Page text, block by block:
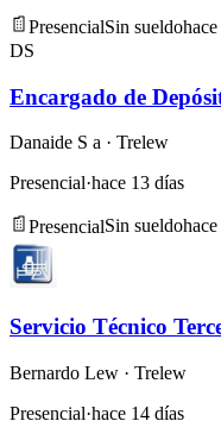
PresencialSin sueldo
DS
Encargado de
Danaide S a · Trelew
Presencial·hace 13 días
PresencialSin sueldo
Servicio Técnico
Bernardo Lew · Trelew
Presencial·hace 14 días